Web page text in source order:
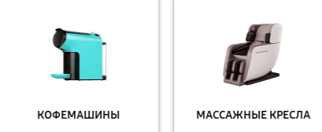
КОФЕМАШИНЫ МАССАЖНЫЕ КРЕСЛА